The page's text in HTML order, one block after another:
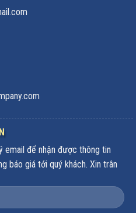
email để nhận được thông tin
báo giá tới quý khách. Xin trân